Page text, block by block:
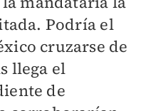
Podría el
cruzarse de
llega el
de